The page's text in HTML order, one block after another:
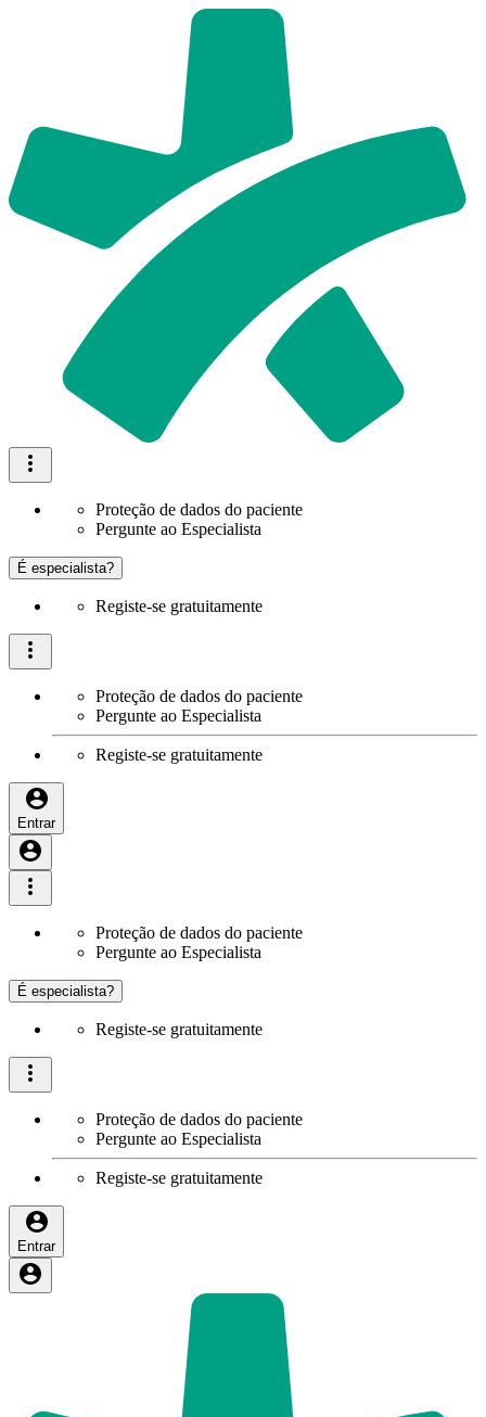
Proteção de dados do paciente
Pergunte ao Especialista
É especialista?
Registe-se gratuitamente
Proteção de dados do paciente
Pergunte ao Especialista
Registe-se gratuitamente
Entrar
Proteção de dados do paciente
Pergunte ao Especialista
É especialista?
Registe-se gratuitamente
Proteção de dados do paciente
Pergunte ao Especialista
Registe-se gratuitamente
Entrar